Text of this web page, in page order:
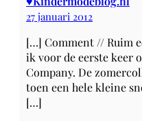
27 januari 2012
[…] Comment // Ruim
ik voor de eerste keer
Company. De
toen een hele kleine
[…]